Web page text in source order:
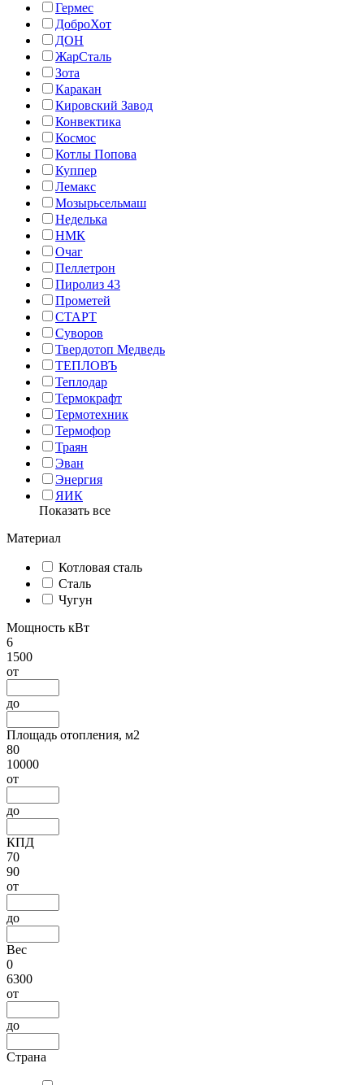
Гермес
ДоброХот
ДОН
ЖарСталь
Зота
Каракан
Кировский Завод
Конвектика
Космос
Котлы Попова
Куппер
Лемакс
Мозырьсельмаш
Неделька
НМК
Очаг
Пеллетрон
Пиролиз 43
Прометей
СТАРТ
Суворов
Твердотоп Медведь
ТЕПЛОВЪ
Теплодар
Термокрафт
Термотехник
Термофор
Траян
Эван
Энергия
ЯИК
Показать все
Материал
Котловая сталь
Сталь
Чугун
Мощность кВт
6
1500
от
до
Площадь отопления, м2
80
10000
от
до
КПД
70
90
от
до
Вес
0
6300
от
до
Страна